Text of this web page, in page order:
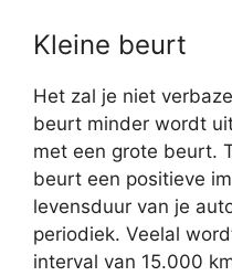
Kleine beurt
Het zal je niet
beurt minder wordt
met een grote beurt.
beurt een positieve
levensduur van je
periodiek. Veelal
interval van 15.000